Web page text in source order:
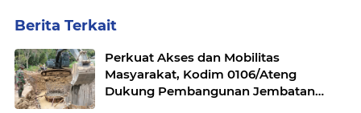
Berita Terkait
Perkuat Akses dan Mobilitas
Masyarakat, Kodim 0106/Ateng
Dukung Pembangunan Jembatan